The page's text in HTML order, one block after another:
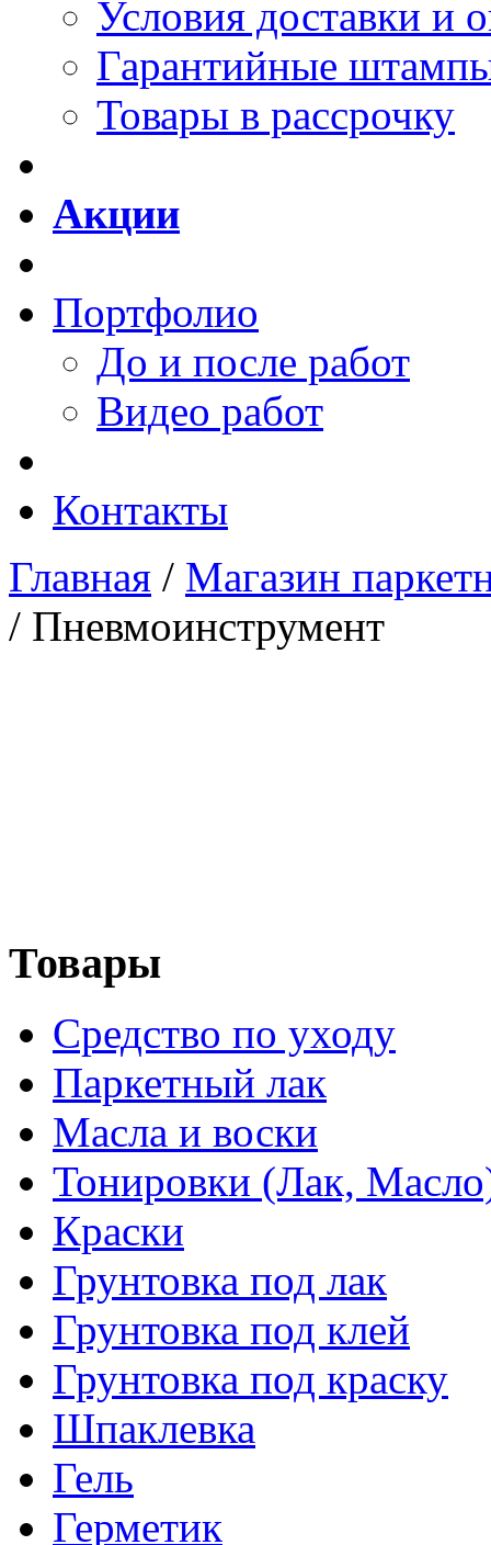
Условия доставки и
Гарантийные
Товары в рассрочку
Акции
Портфолио
До и после работ
Видео работ
Контакты
Главная / Магазин
/ Пневмоинструмент
Товары
Средство по уходу
Паркетный лак
Масла и воски
Тонировки (Лак,
Краски
Грунтовка под лак
Грунтовка под клей
Грунтовка под краску
Шпаклевка
Гель
Герметик